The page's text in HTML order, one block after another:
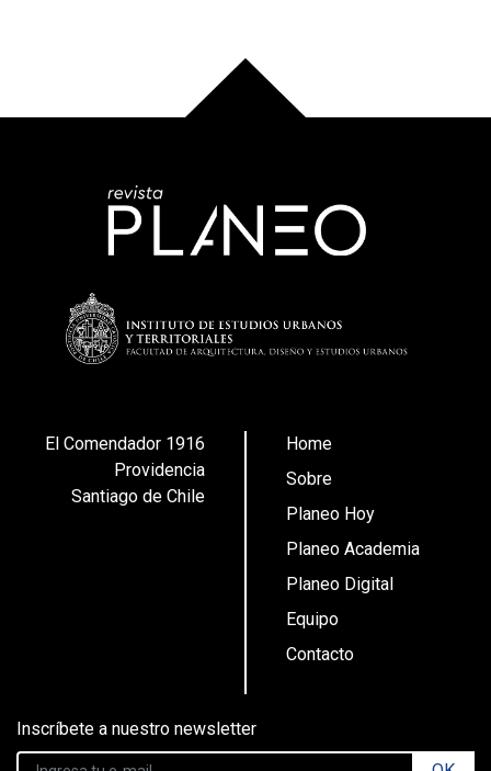
El Comendador 1916
Providencia
Santiago de Chile
Home
Sobre
Planeo Hoy
Planeo Academia
Planeo Digital
Equipo
Contacto
Inscríbete a nuestro newsletter